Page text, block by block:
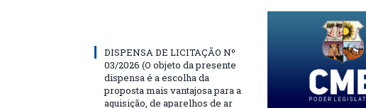
DISPENSA DE LICITAÇÃO Nº
03/2026 (O objeto da presente
dispensa é a escolha da
proposta mais vantajosa para a
aquisição, de aparelhos de ar